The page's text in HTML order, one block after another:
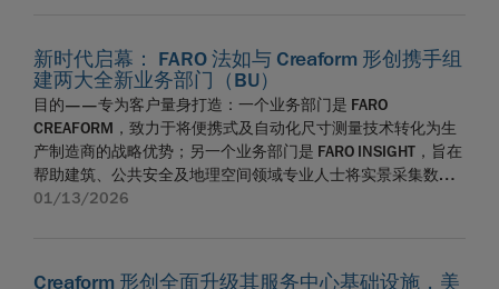
维扫描与自动化检测技术推动行业变革，主要服务于汽车、航
空航天、制造、科研等领域成千上万的专业人士。合并后的
FARO CREAFORM，将赋能质量控制、生产、维护及设计团队，
助力他们在全流程制造环节中饱含信心地实现更优成果、感受
更高质量的体验。FARO CREAFORM 的母公司 AMETEK, Inc. 是
全球领先的工业技术解决方案提供商，服务于多个尤其具有吸
引力的利基市场，年销售额超过 75 亿美元。 faro.com
扫描仪产品管理总监 Jérôme-Alexandre Lavoie 表示：
“HandySCAN 3D 系列产品的迭代升级，承载着我们的愿景
—— 让计量级 3D 扫描操作更直观、移动性更强、操作效率更
高。通过全新 MAX 系列，需要检测大型复杂零部件的制造企业
可受益于 EVO 系列标志性的流畅平台操作体验，同时又能保障
关键检测评判所需的精度。” 所有新款机型均可与自研软件平台
Creaform Metrology Suite 完全集成，提供统一的软件操作环
配备了三个机械按键，用于屏幕菜单导航，并集成定向距离指
示器。设备通过一条加固的工业用插拔式安全连接器进行连
接，确保理想的重量分布和平衡性。 “其外观设计本身就更具新
意——大型触控显示屏、流线型散热片防护格栅、低调的侧向
防护结构以及梯形相机外罩，带来了更具辨识度的视觉效果。”
FARO CREAFORM 三维扫描仪产品线的创新副总裁 Marco
St‑Pierre 补充道，“诸如纹理手柄以及具备防滑特性的哑光黑色
柔性涂层等细微且关键的饰面处理，确保了产品在长期使用中
论与评估。评选标准涵盖多个维度，其中包括创新程度、功能
LLP 性能外，本次升级还进一步强化了 FARO 8-Axis Max （8轴
旋转工作台）的应用价值，该计量级旋转工作台可有效延伸
FaroArm 测量系统的扫描范围。与 Quantum X FaroArm 以及搭
载 DTEX 技术支持的 LLP 使用时，8轴旋转工作台 8-Axis Max 能
大幅提升大型或复杂工件的扫描效率。通过内置编码器精准测
量工件旋转角度，并与测量臂数据同步融合，可在单次流畅的
三坐标测量工作流程中，将 DTEX 增强数据完整应用于整个工
描能力，可对关键微小细节特征提供高质量测量结果。
宣布：FARO CREAFORM 自动定位多线激光三维扫描仪的数据
采集功能现已全面集成至 PolyWorks|Inspector。这意味着用户
现在可在采集过程中实现实时数据可视化，使用完整的尺寸分
析与质量控制工具箱。 该集成在响应客户反馈的基础上应运而
生。许多已将 PolyWorks|Inspector 作为标准化尺寸检测工具
的工业 OEM 厂商都强调，维持既有工作流程并将中断降至最低
对他们至关重要。FARO CREAFORM 与 InnovMetric 的集成实
现了直接在 PolyWorks|Inspector 中进行数据采集，确保
合作的最新例证，意味着企业现在可以升级其在线计量测量设
新时代启幕： FARO 法如与 Creaform 形创携手组
建两大全新业务部门（BU）
目的——专为客户量身打造：一个业务部门是 FARO
CREAFORM，致力于将便携式及自动化尺寸测量技术转化为生
产制造商的战略优势；另一个业务部门是 FARO INSIGHT，旨在
帮助建筑、公共安全及地理空间领域专业人士将实景采集数据
转化为可信赖的数据洞察。 加拿大魁北克省莱维斯市，2026
开启发展新篇章，此举将重塑各行业的计量检测及实景采集解
01/13/2026
Creaform 形创全面升级其服务中心基础设施，美